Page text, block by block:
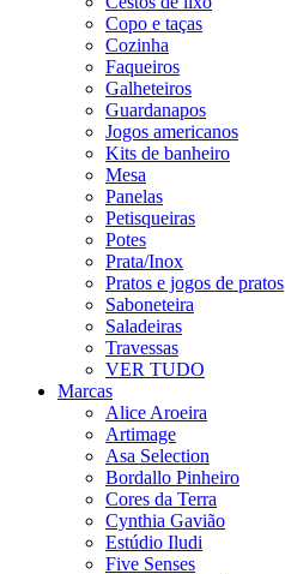
Copo e taças
Cozinha
Faqueiros
Galheteiros
Guardanapos
Jogos americanos
Kits de banheiro
Mesa
Panelas
Petisqueiras
Potes
Prata/Inox
Pratos e jogos de pratos
Saboneteira
Saladeiras
Travessas
VER TUDO
Marcas
Alice Aroeira
Artimage
Asa Selection
Bordallo Pinheiro
Cores da Terra
Cynthia Gavião
Estúdio Iludi
Five Senses